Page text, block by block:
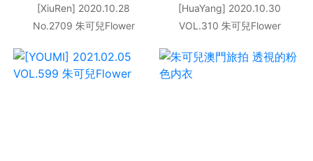
[XiuRen] 2020.10.28
No.2709 朱可兒Flower
[HuaYang] 2020.10.30
VOL.310 朱可兒Flower